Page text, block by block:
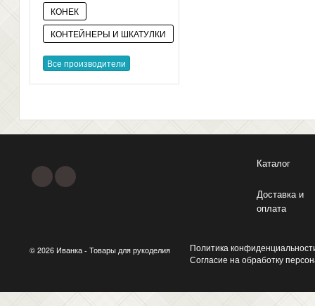
КОНЕК
КОНТЕЙНЕРЫ И ШКАТУЛКИ
Все производители
Каталог
Доставка и
оплата
© 2026 Иванка - Товары для рукоделия
Политика
Согласие на обработку